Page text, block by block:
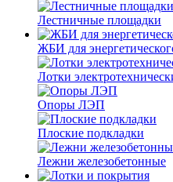
Лестничные площадки
ЖБИ для
Лотки
Опоры ЛЭП
Плоские подкладки
Лежни железобетонные